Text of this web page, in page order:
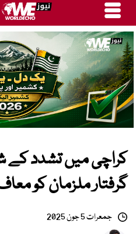
کراچی میں تشدد کے
گرفتار ملزمان کو
جمعرات 5 جون 2025